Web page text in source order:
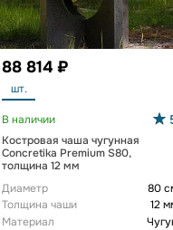
88 814 ₽
шт.
В наличии
Костровая чаша чугунная
Concretika Premium S80,
толщина 12 мм
Диаметр
80
Толщина чаши
12
Материал